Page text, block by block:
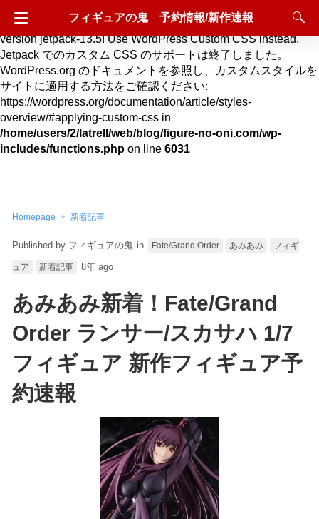
Deprecated
: Hook custom_css_loaded is deprecated since
version jetpack-13.5! Use WordPress Custom CSS instead.
Jetpack でのカスタム CSS のサポートは終了しました。
WordPress.org のドキュメントを参照し、カスタムスタイルを
サイトに適用する方法をご確認ください:
https://wordpress.org/documentation/article/styles-
overview/#applying-custom-css in
/home/users/2/latrell/web/blog/figure-no-oni.com/wp-
includes/functions.php on line 6031
フィギュアの鬼 予約情報/新作速報
Homepage 新着記事
フィギュアの鬼 in Fate/Grand Order あみあみ フィギ
ュア 新着記事 8年 ago
あみあみ新着！Fate/Grand
Order ランサー/スカサハ 1/7
フィギュア 新作フィギュア予
約速報